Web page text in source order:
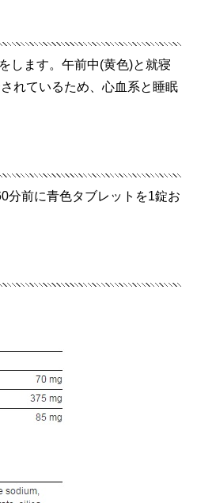
します。午前中(黄色)と就寝
れているため、心血系と睡眠
分前に青色タブレットを1錠お